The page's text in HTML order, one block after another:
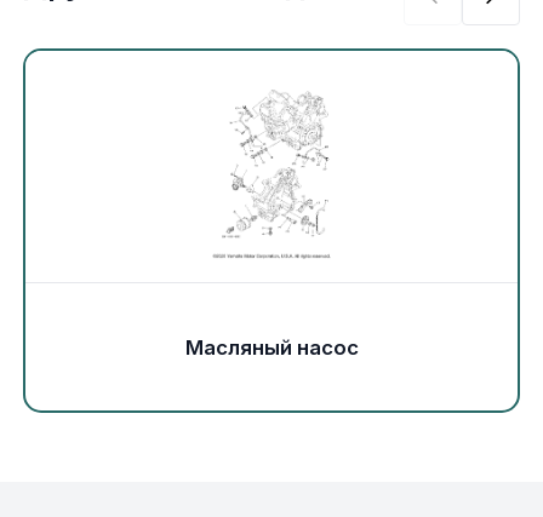
Другое
Движители (гребные винты)
Швартовное оборудование
Якорное оборудование
Охлаждение
Масляный насос